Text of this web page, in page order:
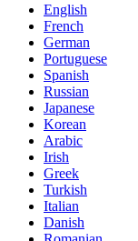
English
French
German
Portuguese
Spanish
Russian
Japanese
Korean
Arabic
Irish
Greek
Turkish
Italian
Danish